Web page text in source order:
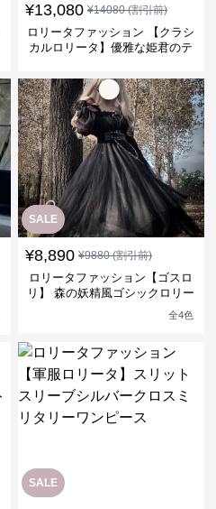
¥13,080 ¥14080(割引前)
ロリータファッション 【クラシ
カルロリータ】優雅な姫君のテ
SALE
¥8,890 ¥9880(割引前)
ロリータファッション【ゴスロ
リ】 森の妖精風ゴシックロリー
全4色
SALE